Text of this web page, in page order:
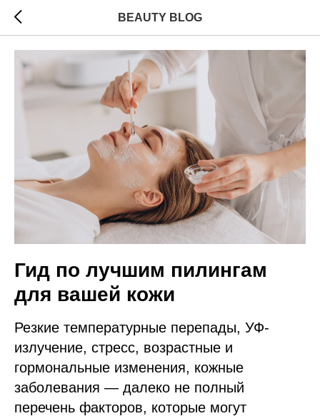
BEAUTY BLOG
Гид по лучшим пилингам
для вашей кожи
Резкие температурные перепады, УФ-
излучение, стресс, возрастные и
гормональные изменения, кожные
заболевания — далеко не полный
перечень факторов, которые могут